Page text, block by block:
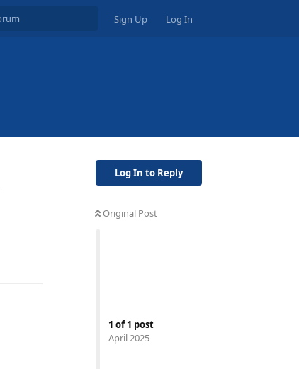
Sign Up Log In
Log In to Reply
Original Post
1 of1 post
April 2025